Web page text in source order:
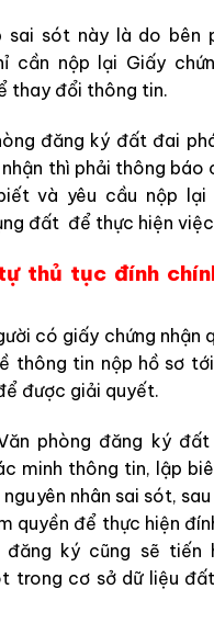
sai sót này là do bên
cần nộp lại Giấy
thay đổi thông tin.
đăng ký đất đai
thì phải thông báo
và yêu cầu nộp lại
đất để thực hiện
thủ tục đính
có giấy chứng nhận
thông tin nộp hồ sơ
được giải quyết.
phòng đăng ký
minh thông tin, lập
nguyên nhân sai sót,
quyền để thực hiện
đăng ký cũng sẽ tiến
trong cơ sở dữ liệu